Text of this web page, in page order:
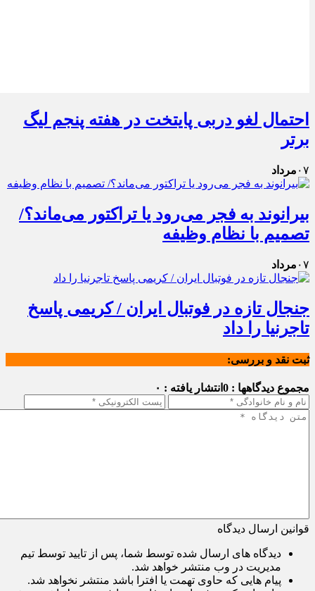
احتمال لغو دربی پایتخت در هفته پنجم لیگ
برتر
۰۷ مرداد
بیرانوند به فجر می‌رود یا تراکتور می‌ماند؟/
تصمیم با نظام وظیفه
۰۷ مرداد
جنجال تازه در فوتبال ایران / کریمی پاسخ
تاجرنیا را داد
ثبت نقد و بررسی:
مجموع دیدگاهها : 0 انتشار یافته : ۰
قوانین ارسال دیدگاه
دیدگاه های ارسال شده توسط شما، پس از تایید توسط تیم
مدیریت در وب منتشر خواهد شد.
پیام هایی که حاوی تهمت یا افترا باشد منتشر نخواهد شد.